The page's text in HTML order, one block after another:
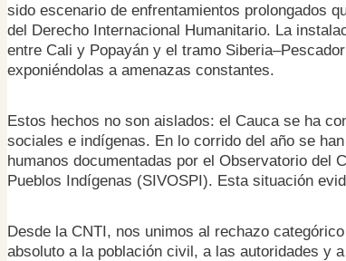
sido escenario de enfrentamientos prolongados
del Derecho Internacional Humanitario. La
entre Cali y Popayán y el tramo
exponiéndolas a amenazas constantes.
Estos hechos no son aislados: el Cauca se ha
sociales e indígenas. En lo corrido del año se
humanos documentadas por el Observatorio del
Pueblos Indígenas (SIVOSPI). Esta situación
Desde la CNTI, nos unimos al rechazo
absoluto a la población civil, a las autoridades y